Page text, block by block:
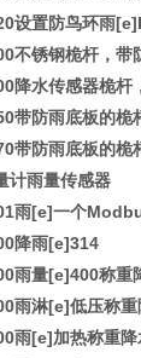
设置防鸟环雨
不锈钢桅杆，带
降水传感器桅杆
带防雨底板的桅
带防雨底板的桅
计雨量传感器
雨[e]一个
降雨[e]314
雨量[e]400称重
雨淋[e]低压称
雨[e]加热称重降